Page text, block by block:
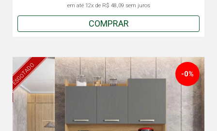
em até 12x de R$ 48,09 sem juros
COMPRAR
ESGOTADO -0%